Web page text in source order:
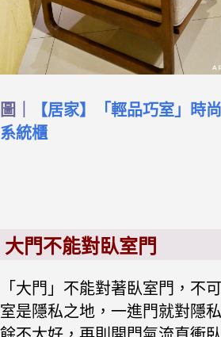
圖｜
【居家】「輕品巧室」時
系統櫃
大門不能對臥室門
「大門」不能對著臥室門，不
室是隱私之地，一進門就對隱